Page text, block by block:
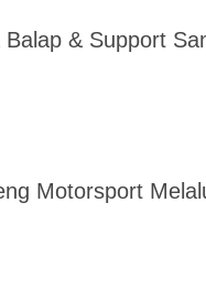
& Support
Motorsport